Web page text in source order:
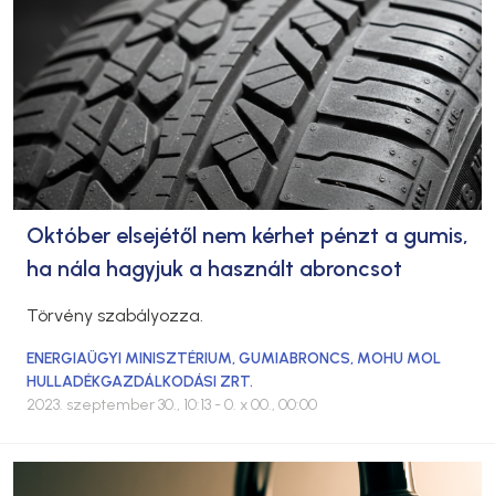
Október elsejétől nem kérhet pénzt a gumis,
ha nála hagyjuk a használt abroncsot
Törvény szabályozza.
ENERGIAÜGYI MINISZTÉRIUM,GUMIABRONCS, MOHU MOL
HULLADÉKGAZDÁLKODÁSI ZRT.
2023. szeptember 30., 10:13 - 0. x 00., 00:00